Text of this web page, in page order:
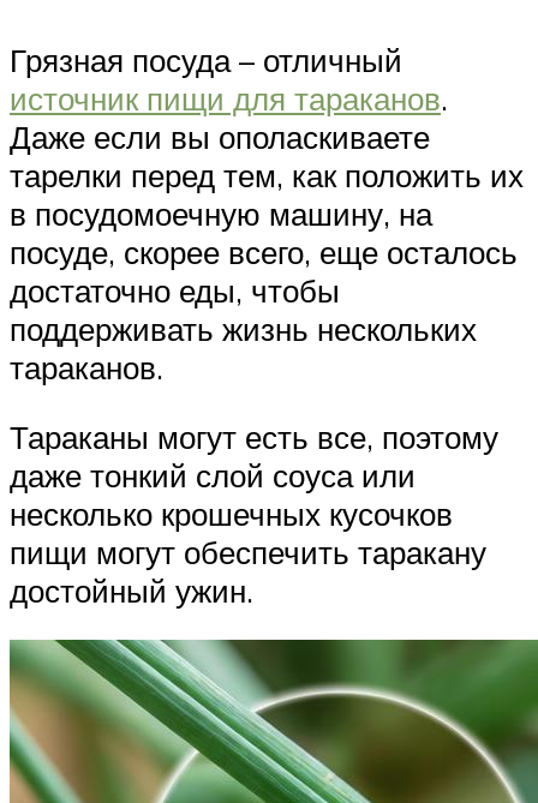
Грязная посуда – отличный
источник пищи для тараканов.
Даже если вы ополаскиваете
тарелки перед тем, как положить их
в посудомоечную машину, на
посуде, скорее всего, еще осталось
достаточно еды, чтобы
поддерживать жизнь нескольких
тараканов.
Тараканы могут есть все, поэтому
даже тонкий слой соуса или
несколько крошечных кусочков
пищи могут обеспечить таракану
достойный ужин.